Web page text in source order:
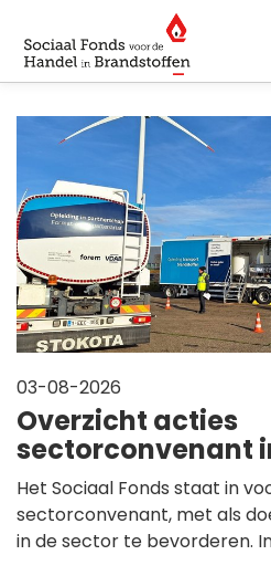
03-08-2026
Overzicht acties
sectorconvenant
Het Sociaal Fonds staat in
sectorconvenant, met als
in de sector te bevorderen.